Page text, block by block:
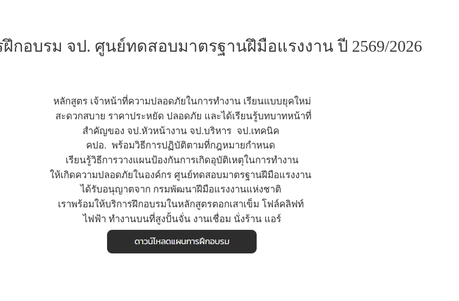
กอบรม จป. ศูนย์ทดสอบมาตรฐานฝึมือแรงงาน ปี 2569/2026
หลักสูตร เจ้าหน้าที่ความปลอดภัยในการทำงาน เรียนแบบยุคใหม่
สะดวกสบาย ราคาประหยัด ปลอดภัย และได้เรียนรู้บทบาทหน้าที่
สำคัญของ จป.หัวหน้างาน จป.บริหาร จป.เทคนิค
คปอ.พร้อมวิธีการปฏิบัติตามที่กฎหมายกำหนด
เรียนรู้วิธีการวางแผนป้องกันการเกิดอุบัติเหตุในการทำงาน
ให้เกิดความปลอดภัยในองค์กร ศูนย์ทดสอบมาตรฐานฝีมือแรงงาน
ได้รับอนุญาตจาก กรมพัฒนาฝีมือแรงงานแห่งชาติ
เราพร้อมให้บริการฝึกอบรมในหลักสูตรตอกเสาเข็ม โฟล์คลิฟท์
ไฟฟ้า ทำงานบนที่สูงปั้นจั่น งานเชื่อม นั่งร้าน แอร์